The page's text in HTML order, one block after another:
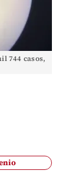
744 casos,